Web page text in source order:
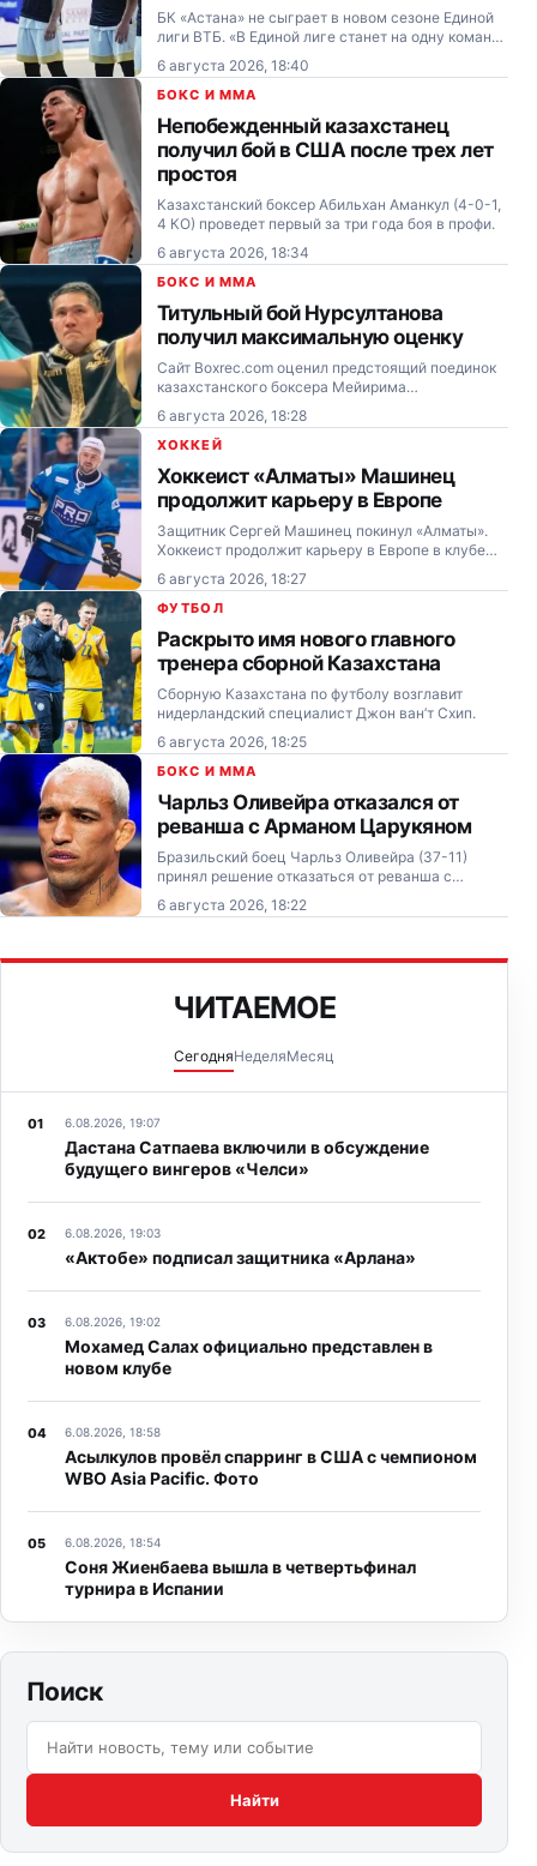
БК «Астана» не сыграет в новом сезоне Единой
лиги ВТБ. «В Единой лиге станет на одну команду
меньше — в нее так и не вернется казахстанская
„Астана“. Причина прозаична — деньги. Высшее
руководство клуба вынуждено…
6 августа 2026, 18:40
БОКС И MMA
Непобежденный казахстанец
получил бой в США после трех лет
простоя
Казахстанский боксер Абильхан Аманкул (4-0-1,
4 КО) проведет первый за три года боя в профи.
6 августа 2026, 18:34
БОКС И MMA
Титульный бой Нурсултанова
получил максимальную оценку
Сайт Boxrec.com оценил предстоящий поединок
казахстанского боксера Мейирима
Нурсултанова (20-0, 11 КО) с американцем
Хесусом Алехандро Рамосом (24-1, 19 КО).
6 августа 2026, 18:28
ХОККЕЙ
Хоккеист «Алматы» Машинец
продолжит карьеру в Европе
Защитник Сергей Машинец покинул «Алматы».
Хоккеист продолжит карьеру в Европе в клубе
«Дунауйвароши Ацельбикак» (ДАБ),
выступающем в первой лиге Венгрии. 37-летний
Сергей Машинец в прошедшем сезоне
заработал 26 (14+12)…
6 августа 2026, 18:27
ФУТБОЛ
Раскрыто имя нового главного
тренера сборной Казахстана
Сборную Казахстана по футболу возглавит
нидерландский специалист Джон ван’т Схип.
6 августа 2026, 18:25
БОКС И MMA
Чарльз Оливейра отказался от
реванша с Арманом Царукяном
Бразильский боец Чарльз Оливейра (37-11)
принял решение отказаться от реванша с
армянским файтером Арманом Царукяном (23-
3).
6 августа 2026, 18:22
ЧИТАЕМОЕ
СегодняНеделяМесяц
6.08.2026, 19:07
Дастана Сатпаева включили в обсуждение
будущего вингеров «Челси»
6.08.2026, 19:03
«Актобе» подписал защитника «Арлана»
6.08.2026, 19:02
Мохамед Салах официально представлен в
новом клубе
6.08.2026, 18:58
Асылкулов провёл спарринг в США с чемпионом
WBO Asia Pacific. Фото
6.08.2026, 18:54
Соня Жиенбаева вышла в четвертьфинал
турнира в Испании
Поиск
Найти